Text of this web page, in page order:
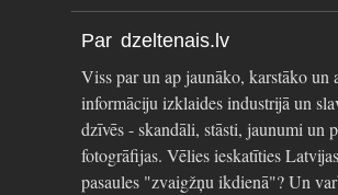
Par dzeltenais.lv
Viss par un ap jaunāko, karstāko un
informāciju izklaides industrijā un
dzīvēs - skandāli, stāsti, jaunumi un
fotogrāfijas. Vēlies ieskatīties
pasaules "zvaigžņu ikdienā"? Un